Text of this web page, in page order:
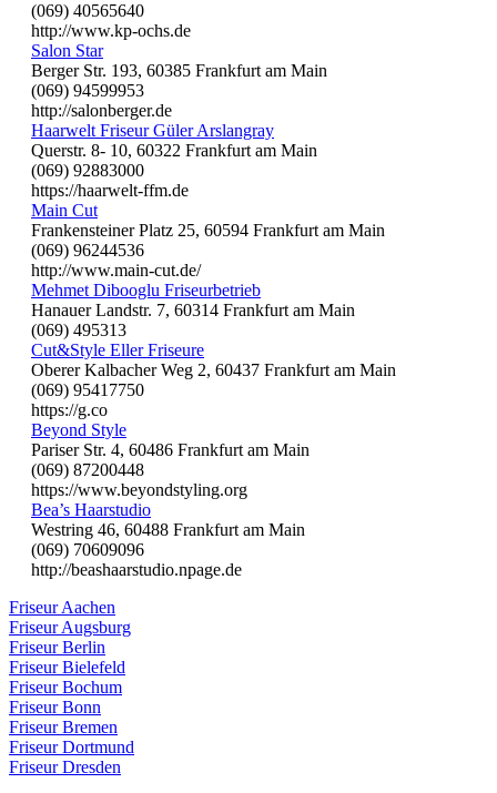
(069) 40565640
http://www.kp-ochs.de
Salon Star
Berger Str. 193, 60385 Frankfurt am Main
(069) 94599953
http://salonberger.de
Haarwelt Friseur Güler Arslangray
Querstr. 8- 10, 60322 Frankfurt am Main
(069) 92883000
https://haarwelt-ffm.de
Main Cut
Frankensteiner Platz 25, 60594 Frankfurt am Main
(069) 96244536
http://www.main-cut.de/
Mehmet Dibooglu Friseurbetrieb
Hanauer Landstr. 7, 60314 Frankfurt am Main
(069) 495313
Cut&Style Eller Friseure
Oberer Kalbacher Weg 2, 60437 Frankfurt am Main
(069) 95417750
https://g.co
Beyond Style
Pariser Str. 4, 60486 Frankfurt am Main
(069) 87200448
https://www.beyondstyling.org
Bea’s Haarstudio
Westring 46, 60488 Frankfurt am Main
(069) 70609096
http://beashaarstudio.npage.de
Friseur Aachen
Friseur Augsburg
Friseur Berlin
Friseur Bielefeld
Friseur Bochum
Friseur Bonn
Friseur Bremen
Friseur Dortmund
Friseur Dresden